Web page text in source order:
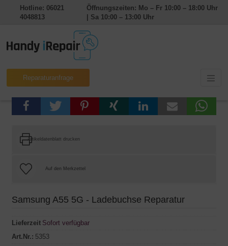
Hotline: 06021
4048813
Öffnungszeiten: Mo – Fr 10:00 – 18:00 Uhr
| Sa 10:00 – 13:00 Uhr
Reparaturanfrage
Artikeldatenblatt drucken
Samsung A55 5G - Ladebuchse Reparatur
Lieferzeit Sofort verfügbar
Art.Nr.: 5353